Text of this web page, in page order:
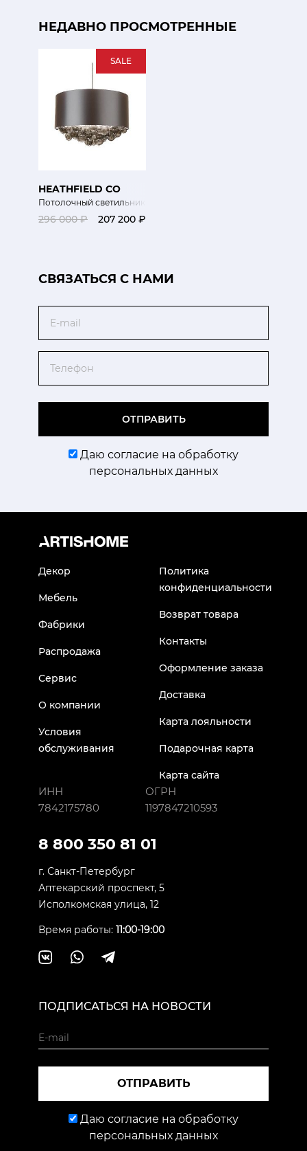
НЕДАВНО ПРОСМОТРЕННЫЕ
SALE
HEATHFIELD CO
Потолочный светильник LEXINGTON
296 000 ₽ 207 200 ₽
CВЯЗАТЬСЯ С НАМИ
ОТПРАВИТЬ
Даю согласие на обработку
персональных данных
Декор
Мебель
Фабрики
Распродажа
Сервис
О компании
Условия
обслуживания
Политика
конфиденциальности
Возврат товара
Контакты
Оформление заказа
Доставка
Карта лояльности
Подарочная карта
Карта сайта
ИНН
7842175780
ОГРН
1197847210593
8 800 350 81 01
г. Санкт-Петербург
Аптекарский проспект, 5
Исполкомская улица, 12
Время работы: 11:00-19:00
ПОДПИСАТЬСЯ НА НОВОСТИ
ОТПРАВИТЬ
Даю согласие на обработку
персональных данных